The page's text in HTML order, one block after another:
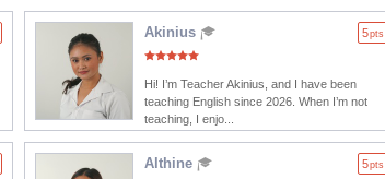
Akinius 5pts
Hi! I’m Teacher Akinius, and I have been
teaching English since 2026. When I’m not
teaching, I enjo...
Althine 5pts